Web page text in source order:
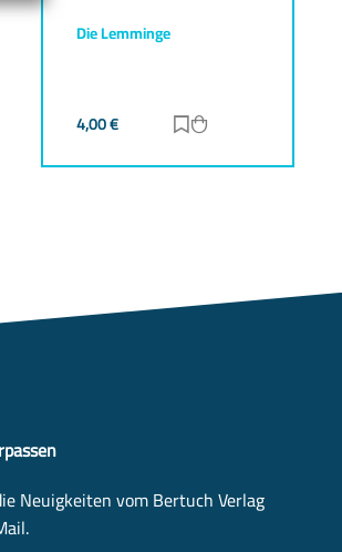
Die Lemminge
4,00€ Zur Merkliste
Neuigkeiten vom Bertuch Verlag